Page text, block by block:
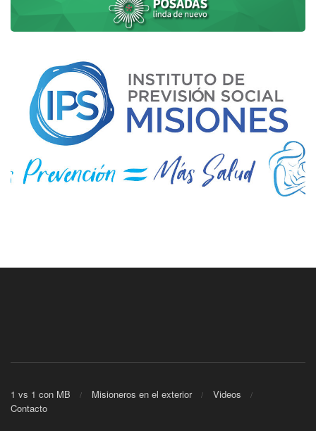
1 vs 1 con MB Misioneros en el exterior
Videos
Contacto